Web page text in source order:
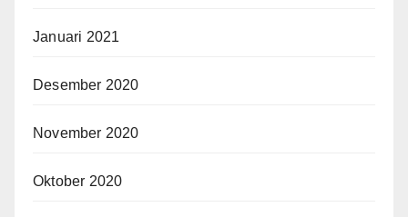
Januari 2021
Desember 2020
November 2020
Oktober 2020